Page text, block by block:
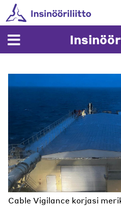
Skip
to
content
Cable Vigilance korjasi